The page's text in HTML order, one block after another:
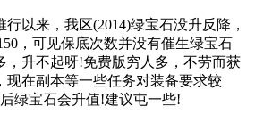
来，我区(2014)绿宝石没升反降，
，可见保底次数并没有催生绿宝石
，升不起呀!免费版穷人多，不劳而获
现在副本等一些任务对装备要求较
绿宝石会升值!建议屯一些!